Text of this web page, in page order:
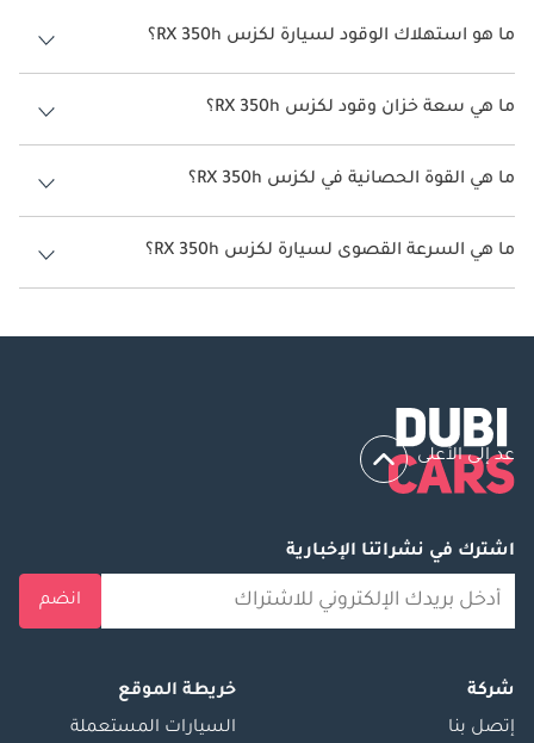
ما هو استهلاك الوقود لسيارة لكزس RX 350h؟
يتراوح استهلاك الوقود لسيارة لكزس RX 350h بين 16 كم/ليتر - 20 كم/ليتر.
ما هي سعة خزان وقود لكزس RX 350h؟
سعة خزان وقود لكزس RX 350h 55 ليتر - 65 ليتر.
ما هي القوة الحصانية في لكزس RX 350h؟
تنتج لكزس RX 350h قوة 246 حصان.
ما هي السرعة القصوى لسيارة لكزس RX 350h؟
السرعة القصوى لسيارة لكزس RX 350h هي 260 كم/الساعة.
عد إلى الأعلى
اشترك في نشراتنا الإخبارية
انضم
شركة
إتصل بنا
خريطة الموقع
السيارات المستعملة